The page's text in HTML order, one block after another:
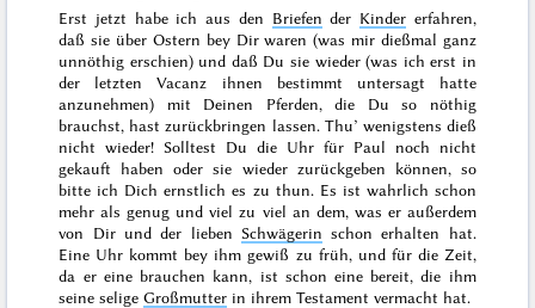
Erst jetzt habe ich aus den Briefen der Kinder erfahren,
daß sie über Ostern bey Dir waren (was mir dießmal ganz
unnöthig erschien) und daß Du sie wieder (was ich erst in
der letzten Vacanz ihnen bestimmt untersagt hatte
anzunehmen) mit Deinen Pferden, die Du so nöthig
brauchst, hast zurückbringen lassen. Thu’ wenigstens dieß
nicht wieder! Solltest Du die Uhr für Paul noch nicht
gekauft haben oder sie wieder zurückgeben können, so
bitte ich Dich ernstlich es zu thun. Es ist wahrlich schon
mehr als genug und viel zu viel an dem, was er außerdem
von Dir und der lieben Schwägerin schon erhalten hat.
Eine Uhr kommt bey ihm gewiß zu früh, und für die Zeit,
da er eine brauchen kann, ist schon eine bereit, die ihm
seine seligeGroßmutter in ihrem Testament vermacht hat.